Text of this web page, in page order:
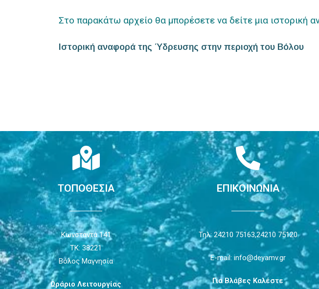
Στο παρακάτω αρχείο θα μπορέσετε να δείτε μια
Ιστορική αναφορά της Ύδρευσης στην περιοχή του Βόλου
ΤΟΠΟΘΕΣΙΑ
Κωνσταντά 141
ΤΚ: 38221
Βόλος Μαγνησία
Ωράριο Λειτουργίας
ΕΠΙΚΟΙΝΩΝΙΑ
Τηλ: 24210 75163,24210 75120
E-mail: info@deyamv.gr
Για Βλάβες Καλέστε